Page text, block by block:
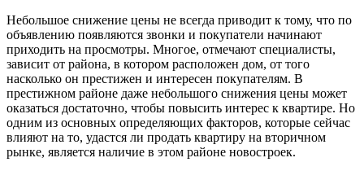
Небольшое снижение цены не всегда приводит к тому, что по
объявлению появляются звонки и покупатели начинают
приходить на просмотры. Многое, отмечают специалисты,
зависит от района, в котором расположен дом, от того
насколько он престижен и интересен покупателям. В
престижном районе даже небольшого снижения цены может
оказаться достаточно, чтобы повысить интерес к квартире. Но
одним из основных определяющих факторов, которые сейчас
влияют на то, удастся ли продать квартиру на вторичном
рынке, является наличие в этом районе новостроек.